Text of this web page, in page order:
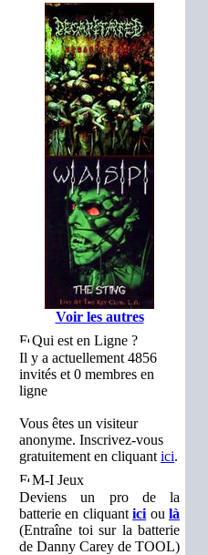
Voir les autres
Qui est en Ligne ?
Il y a actuellement 4856
invités et 0 membres en
ligne
Vous êtes un visiteur
anonyme. Inscrivez-vous
gratuitement en cliquant ici.
M-I Jeux
Deviens un pro de la
batterie en cliquantici oulà
(Entraîne toi sur la batterie
de Danny Carey de TOOL)